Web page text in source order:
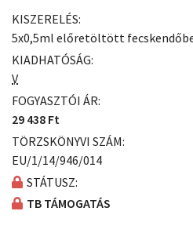
KISZERELÉS:
5x0,5ml előretöltött
KIADHATÓSÁG:
V
FOGYASZTÓI ÁR:
29 438 Ft
TÖRZSKÖNYVI SZÁM:
EU/1/14/946/014
STÁTUSZ:
TB TÁMOGATÁS